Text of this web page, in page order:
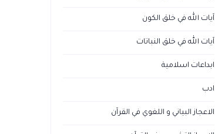
آيات الله في خلق الكون
آيات الله في خلق النباتات
ابداعات اسلامية
ادب
الاعجاز البياني و اللغوي في القرآن